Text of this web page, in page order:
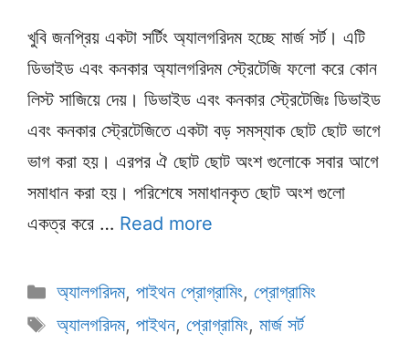
খুবি জনপ্রিয় একটা সর্টিং অ্যালগরিদম হচ্ছে মার্জ সর্ট। এটি
ডিভাইড এবং কনকার অ্যালগরিদম স্ট্রেটেজি ফলো করে কোন
লিস্ট সাজিয়ে দেয়। ডিভাইড এবং কনকার স্ট্রেটেজিঃ ডিভাইড
এবং কনকার স্ট্রেটেজিতে একটা বড় সমস্যাক ছোট ছোট ভাগে
ভাগ করা হয়। এরপর ঐ ছোট ছোট অংশ গুলোকে সবার আগে
সমাধান করা হয়। পরিশেষে সমাধানকৃত ছোট অংশ গুলো
একত্র করে … Read more
Categories
অ্যালগরিদম, পাইথন প্রোগ্রামিং, প্রোগ্রামিং
Tags
অ্যালগরিদম, পাইথন, প্রোগ্রামিং, মার্জ সর্ট